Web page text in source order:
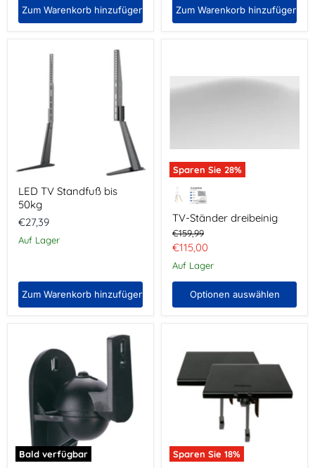
Zum Warenkorb hinzufügen Zum Warenkorb hinzufügen
Standfuß
LED TV Standfuß bis
50kg
€27,39
Auf Lager
Zum Warenkorb hinzufügen
Sparen Sie 28%
TV-Ständer dreibeinig
Ursprünglicher
Preis
€159,99
Aktueller
Preis
€115,00
Auf Lager
Optionen auswählen
Bald verfügbar Sparen Sie 18%
Set
cm